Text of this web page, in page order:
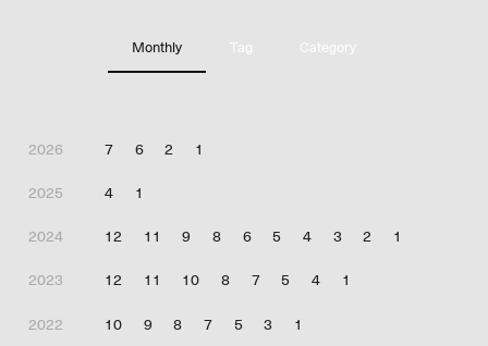
Monthly Tag Category
2026 7 6 2 1
2025 4 1
2024 12 11 9 8 6 5 4 3 2 1
2023 12 11 10 8 7 5 4 1
2022 10 9 8 7 5 3 1